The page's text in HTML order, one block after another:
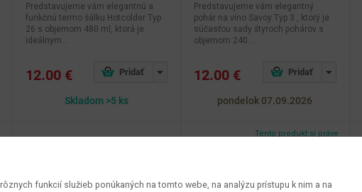
Predstavujeme vám elegantnú a
funkčnú termo šálku Hotcolder Typ
26 s objemom 480 ml, ktorá je
ideálnym...
12.00 €
Skladom >5 ks
Predstavujeme vám elegantný
pohár na víno Savoy Typ 3 , ktorý je
súčasťou sady štyroch pohárov s
objemom 240...
12.00 €
pondelok 07.09.2026
Tento produkt si práve
funkcií služieb ponúkaných na tomto webe, na analýzu prístupu k nim a na